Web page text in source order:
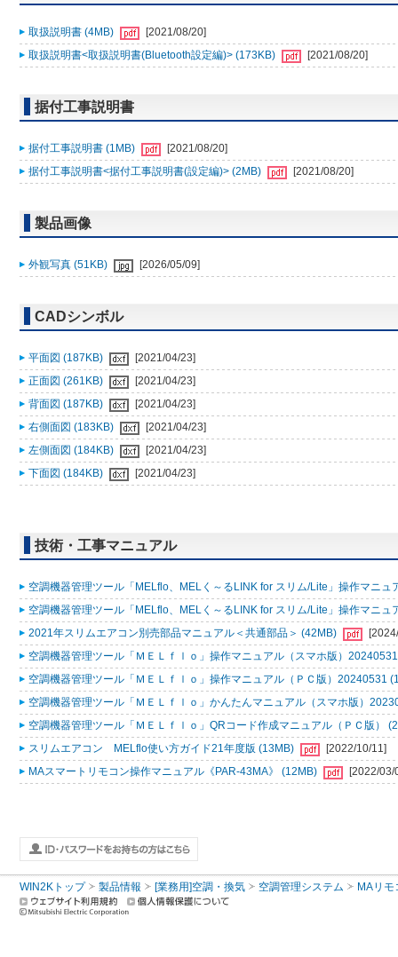
取扱説明書 (4MB)
[2021/08/20]
取扱説明書<取扱説明書(Bluetooth設定編)> (173KB)
[2021/08/20]
据付工事説明書
据付工事説明書 (1MB)
[2021/08/20]
据付工事説明書<据付工事説明書(設定編)> (2MB)
[2021/08/20]
製品画像
外観写真 (51KB) [2026/05/09]
CADシンボル
平面図 (187KB)
[2021/04/23]
正面図 (261KB)
[2021/04/23]
背面図 (187KB)
[2021/04/23]
右側面図 (183KB)
[2021/04/23]
左側面図 (184KB)
[2021/04/23]
下面図 (184KB)
[2021/04/23]
技術・工事マニュアル
空調機器管理ツール「MELflo、MELく～るLINK for スリム/Lite」操作マニュ
空調機器管理ツール「MELflo、MELく～るLINK for スリム/Lite」操作マニュ
2021年スリムエアコン別売部品マニュアル＜共通部品＞ (42MB)
空調機器管理ツール「ＭＥＬｆｌｏ」操作マニュアル（スマホ版）
空調機器管理ツール「ＭＥＬｆｌｏ」操作マニュアル（ＰＣ版）20240531
空調機器管理ツール「ＭＥＬｆｌｏ」かんたんマニュアル（スマホ版）
空調機器管理ツール「ＭＥＬｆｌｏ」QRコード作成マニュアル（ＰＣ版）
スリムエアコン MELflo使い方ガイド21年度版 (13MB)
[2022/10/11]
MAスマートリモコン操作マニュアル《PAR-43MA》 (12MB)
[2022/03/
WIN2Kトップ 製品情報 [業務用]空調・換気 空調管理システム MAリモ